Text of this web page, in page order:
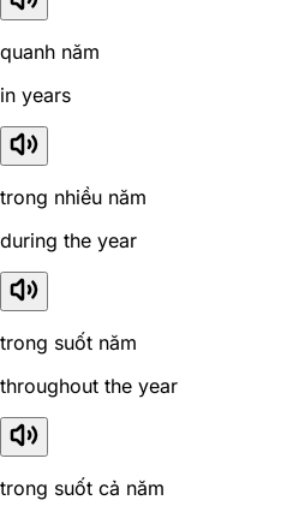
quanh năm
in years
trong nhiều năm
during the year
trong suốt năm
throughout the year
trong suốt cả năm